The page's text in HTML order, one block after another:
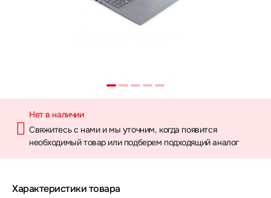
Нет в наличии
Свяжитесь с нами и мы уточним, когда появится
необходимый товар или подберем подходящий аналог
Характеристики товара